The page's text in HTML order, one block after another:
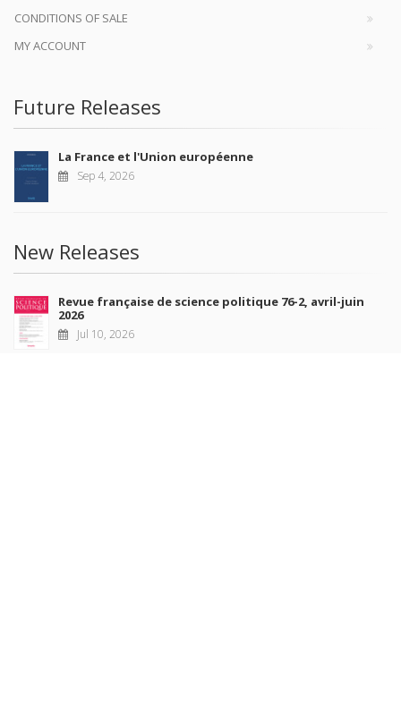
CONDITIONS OF SALE
MY ACCOUNT
Future Releases
La France et l'Union européenne
Sep 4, 2026
New Releases
Revue française de science politique 76-2, avril-juin
2026
Jul 10, 2026